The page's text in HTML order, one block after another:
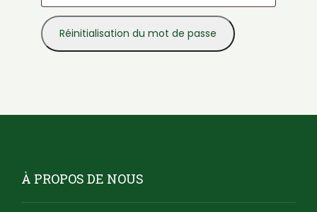
Réinitialisation du mot de passe
À PROPOS DE NOUS